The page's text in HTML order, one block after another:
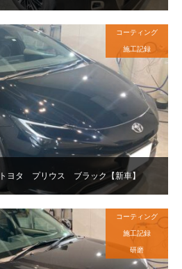
トヨタ プリウス ブラック【新車】
コーティング
施工記録
コーティング
施工記録
研磨